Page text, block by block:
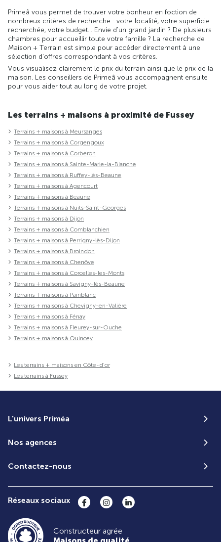
Primeâ vous permet de trouver votre bonheur en foction de
nombreux critères de recherche : votre localité, votre superficie
recherchée, votre budget... Envie d'un grand jardin ? De plusieurs
chambres pour accueillir toute votre famille ? La recherche de
Maison + Terrain est simple pour accéder directement à une
sélection d'offres correspondant à vos critères.
Vous visualisez clairement le prix du terrain ainsi que le prix de la
maison. Les conseillers de Primeâ vous accompagnent ensuite
pour vous aider tout au long de votre projet.
Les terrains + maisons à proximité de Fussey
Terrains + maisons à Meursanges
Terrains + maisons à Corgengoux
Terrains + maisons à Corberon
Terrains + maisons à Sainte-Marie-la-Blanche
Terrains + maisons à Ruffey-lès-Beaune
Terrains + maisons à Agencourt
Terrains + maisons à Beaune
Terrains + maisons à Nuits-Saint-Georges
Terrains + maisons à Dijon
Terrains + maisons à Comblanchien
Terrains + maisons à Perrigny-lès-Dijon
Terrains + maisons à Broindon
Terrains + maisons à Chenôve
Terrains + maisons à Corcelles-les-Monts
Terrains + maisons à Savigny-lès-Beaune
Terrains + maisons à Painblanc
Terrains + maisons à Chevigny-en-Valière
Terrains + maisons à Fénay
Terrains + maisons à Fleurey-sur-Ouche
Terrains + maisons à Quincey
Les terrains + maisons en Côte-d'or
Les terrains à Fussey
L'univers Priméa
Nos agences
Contactez-nous
Réseaux sociaux
Constructeur agrée